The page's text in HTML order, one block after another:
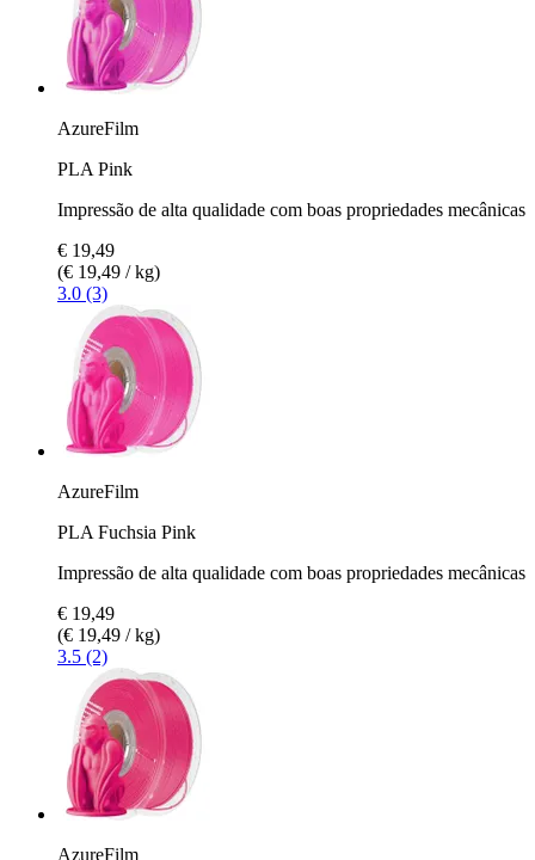
AzureFilm
PLA Pink
Impressão de alta qualidade com boas propriedades mecânicas
€ 19,49
(€ 19,49 / kg)
3.0 (3)
AzureFilm
PLA Fuchsia Pink
Impressão de alta qualidade com boas propriedades mecânicas
€ 19,49
(€ 19,49 / kg)
3.5 (2)
AzureFilm